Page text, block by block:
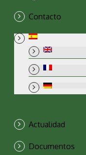
Contacto
Actualidad
Documentos